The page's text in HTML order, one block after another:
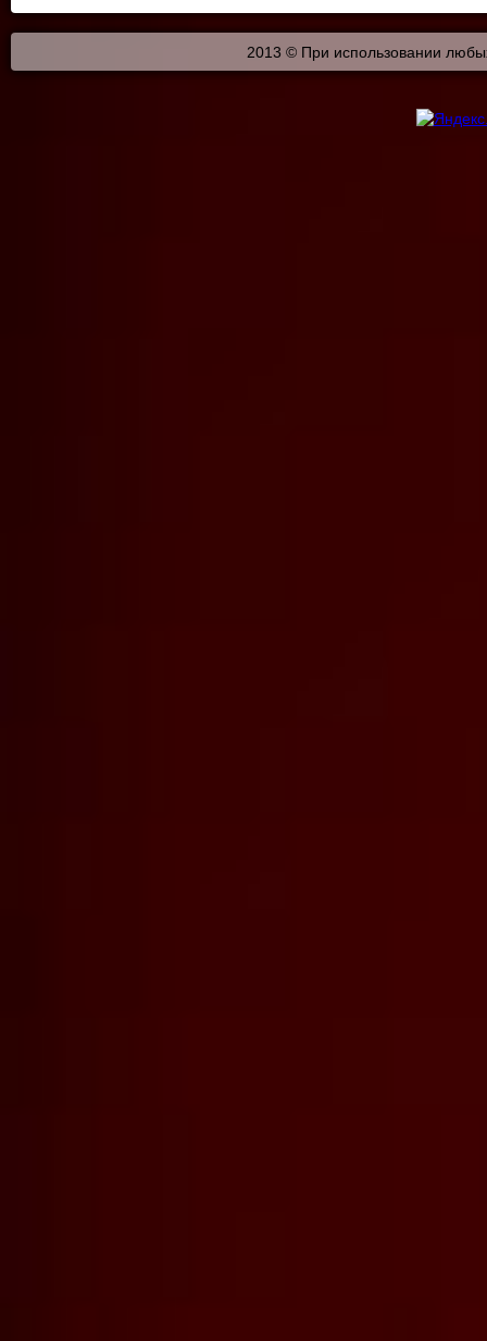
2013 © При использовании